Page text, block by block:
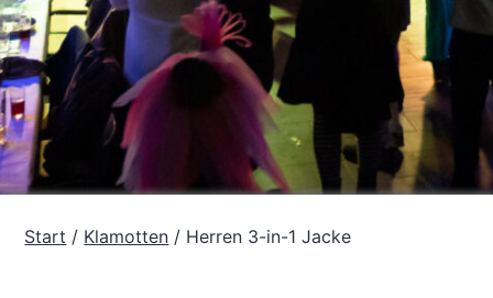
Start / Klamotten / Herren 3-in-1 Jacke